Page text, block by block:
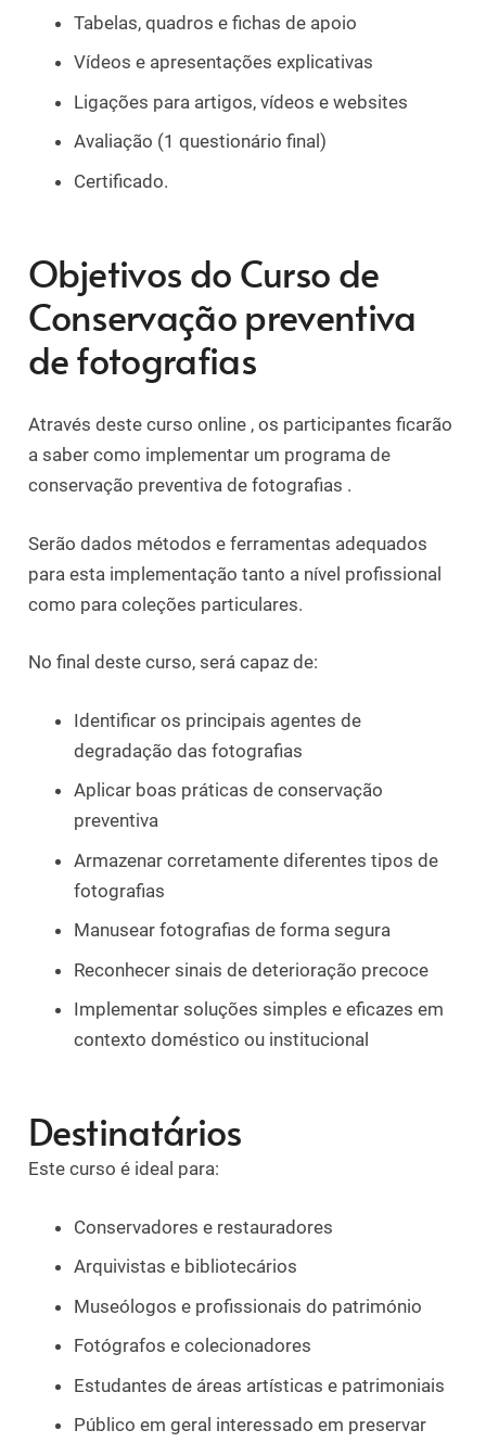
Tabelas, quadros e fichas de apoio
Vídeos e apresentações explicativas
Ligações para artigos, vídeos e websites
Avaliação (1 questionário final)
Certificado.
Objetivos do Curso de
Conservação preventiva
de fotografias
Através deste curso online , os participantes ficarão
a saber como implementar um programa de
conservação preventiva de fotografias .
Serão dados métodos e ferramentas adequados
para esta implementação tanto a nível profissional
como para coleções particulares.
No final deste curso, será capaz de:
Identificar os principais agentes de
degradação das fotografias
Aplicar boas práticas de conservação
preventiva
Armazenar corretamente diferentes tipos de
fotografias
Manusear fotografias de forma segura
Reconhecer sinais de deterioração precoce
Implementar soluções simples e eficazes em
contexto doméstico ou institucional
Destinatários
Este curso é ideal para:
Conservadores e restauradores
Arquivistas e bibliotecários
Museólogos e profissionais do património
Fotógrafos e colecionadores
Estudantes de áreas artísticas e patrimoniais
Público em geral interessado em preservar